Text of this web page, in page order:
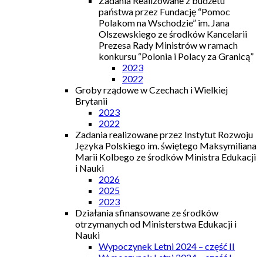
państwa przez Fundację “Pomoc
Polakom na Wschodzie” im. Jana
Olszewskiego ze środków Kancelarii
Prezesa Rady Ministrów w ramach
konkursu “Polonia i Polacy za Granicą”
2023
2022
Groby rządowe w Czechach i Wielkiej
Brytanii
2023
2022
Zadania realizowane przez Instytut Rozwoju
Języka Polskiego im. świętego Maksymiliana
Marii Kolbego ze środków Ministra Edukacji
i Nauki
2026
2025
2023
Działania sfinansowane ze środków
otrzymanych od Ministerstwa Edukacji i
Nauki
Wypoczynek Letni 2024 – część II